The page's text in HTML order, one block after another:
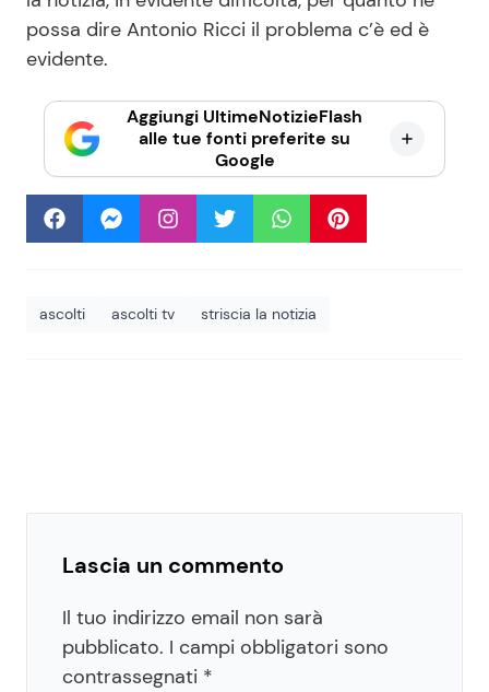
possa dire Antonio Ricci il problema c’è ed è
evidente.
Aggiungi UltimeNotizieFlash
alle tue fonti preferite su
Google
ascolti ascolti tv striscia la notizia
Lascia un commento
Il tuo indirizzo email non sarà
pubblicato. I campi obbligatori sono
contrassegnati *